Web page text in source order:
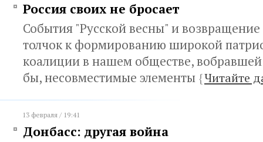
Россия своих не бросает
События "Русской весны" и
толчок к формированию широкой
коалиции в нашем обществе, вобравшей
бы, несовместимые элементы {Читайте
13 февраля / 19:41
Донбасс: другая война